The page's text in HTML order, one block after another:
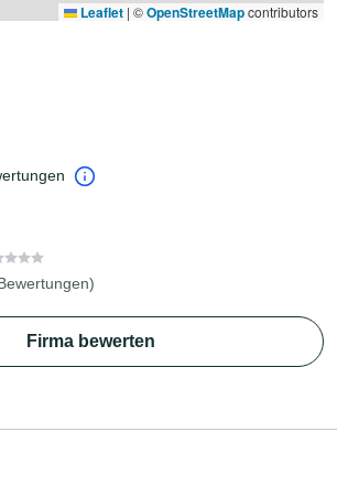
Leaflet | ©OpenStreetMapcontributors
Firma bewerten